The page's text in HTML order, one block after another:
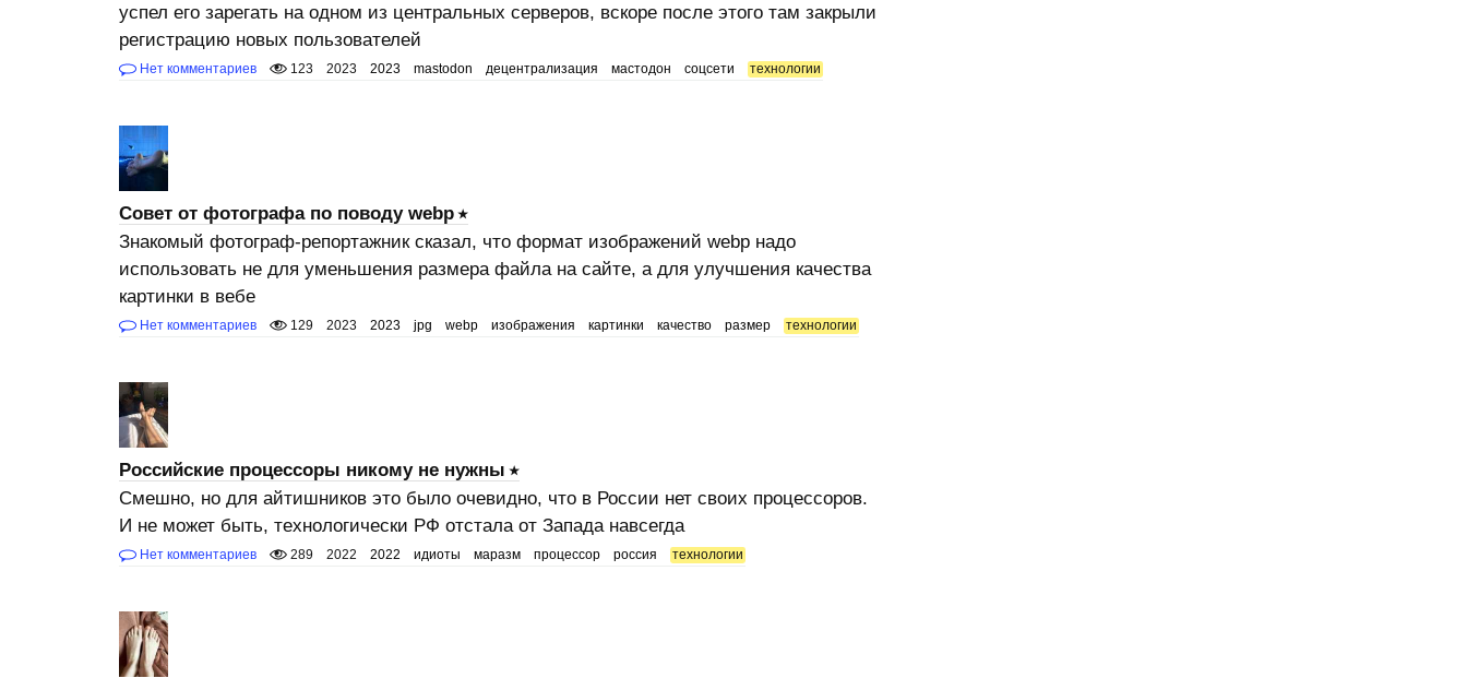
успел его зарегать на одном из центральных серверов, вскоре после этого там закрыли
регистрацию новых пользователей
Нет комментариев 123 2023 2023 mastodon децентрализация мастодон соцсети технологии
Совет от фотографа по поводу webp
Знакомый фотограф-репортажник сказал, что формат изображений webp надо
использовать не для уменьшения размера файла на сайте, а для улучшения качества
картинки в вебе
Нет комментариев 129 2023 2023 jpg webp изображения картинки качество размер технологии
Российские процессоры никому не нужны
Смешно, но для айтишников это было очевидно, что в России нет своих процессоров.
И не может быть, технологически РФ отстала от Запада навсегда
Нет комментариев 289 2022 2022 идиоты маразм процессор россия технологии